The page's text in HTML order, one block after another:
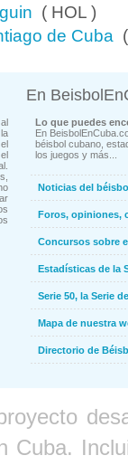
( HOL )
de Cuba
En
Lo que puedes
En
béisbol cubano,
los juegos y más...
Noticias del
Foros, opiniones,
Concursos sobre
Estadísticas de la
Serie 50, la Serie
Mapa de nuestra
Directorio de
Cuba.